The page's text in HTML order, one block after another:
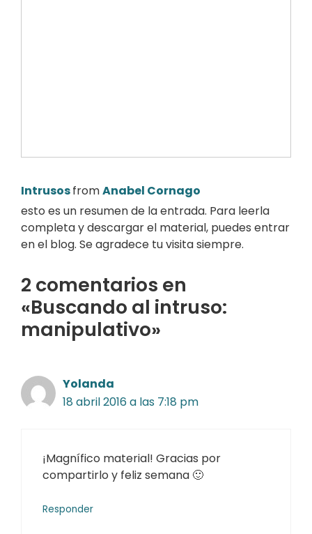
IntrusosfromAnabel Cornago
esto es un resumen de la entrada. Para leerla
completa y descargar el material, puedes entrar
en el blog. Se agradece tu visita siempre.
2 comentarios en
«Buscando al intruso:
manipulativo»
Yolanda
18 abril 2016 a las 7:18 pm
¡Magnífico material! Gracias por
compartirlo y feliz semana 🙂
Responder